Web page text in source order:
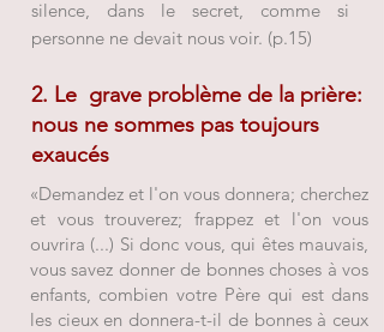
silence, dans le secret, comme si
personne ne devait nous voir. (p.15)
2. Le grave problème de la prière:
nous ne sommes pas toujours
exaucés
«Demandez et l'on vous donnera; cherchez
et vous trouverez; frappez et l'on vous
ouvrira (...) Si donc vous, qui êtes mauvais,
vous savez donner de bonnes choses à vos
enfants, combien votre Père qui est dans
les cieux en donnera-t-il de bonnes à ceux